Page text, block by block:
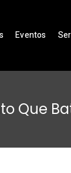
Eventos
Que